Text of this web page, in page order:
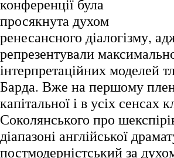
конференції була
просякнута духом
ренесансного діалогізму,
репрезентували
інтерпретаційних моделей
Барда. Вже на першому
капітальної і в усіх сенсах
Соколянського про
діапазоні англійської
постмодерністський за